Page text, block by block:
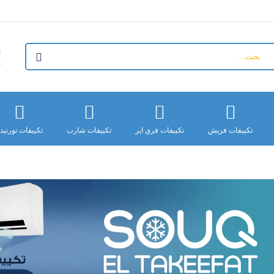
تكييفات فريش تكييفات فري اير تكييفات شارب تكييفات